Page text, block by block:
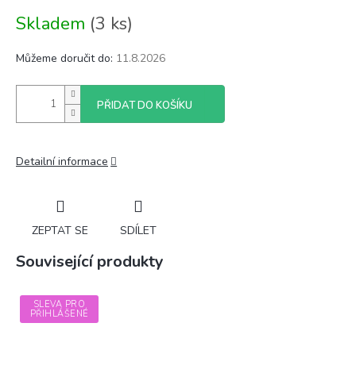
cena:
Skladem (3 ks)
Můžeme doručit do: 11.8.2026
PŘIDAT DO KOŠÍKU
Detailní informace
ZEPTAT SE SDÍLET
Související produkty
SLEVA PRO
PŘIHLÁŠENÉ